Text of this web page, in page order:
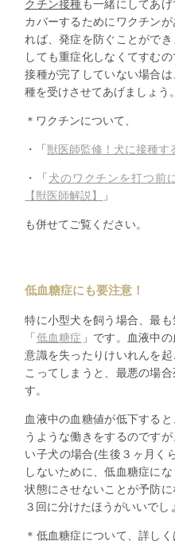
クチン接種も一緒にしてあ
カバーするためにワクチン
れば、発症を防ぐことがで
しても重症化しなくてすむ
接種が完了していない場合
種を受けさせてあげましょう。
＊ワクチンについて、
・「獣医師監修！犬に接種す
・「 犬のワクチンを打つ前
【獣医師解説】
」
も併せてご覧ください。
低血糖症にも要注意！
特に小型犬を飼う場合、最
「 低血糖症 」です。血液中
意識を失ったりけいれんを
こってしまうと、 最悪の場
す。
血液中の血糖値が低下する
うような働きをするのです
い子犬の場合(生後３ヶ月く
しないために、低血糖症に
状態にさせないことが予防
３回に分けたほうがいいでし
＊低血糖症について、詳しく